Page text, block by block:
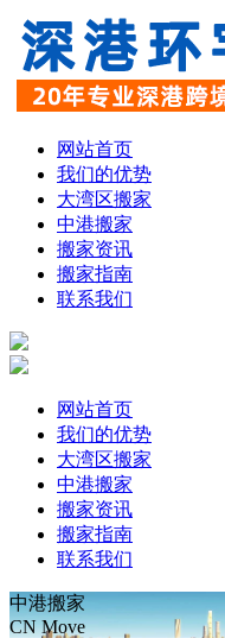
网站首页
我们的优势
大湾区搬家
中港搬家
搬家资讯
搬家指南
联系我们
网站首页
我们的优势
大湾区搬家
中港搬家
搬家资讯
搬家指南
联系我们
中港搬家
CN Move